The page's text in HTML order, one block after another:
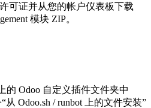
可证并从您的帐户仪表板下载
模块 ZIP。
的 Odoo 自定义插件文件夹中
从 Odoo.sh / runbot 上的文件安装”